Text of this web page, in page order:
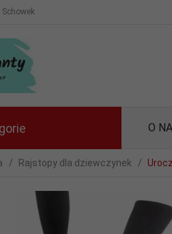
Schowek
O
Rajstopy dla dziewczynek